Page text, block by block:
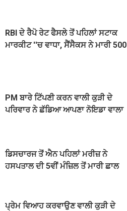
RBI ਦੇ ਰੈਪੋ ਰੇਟ ਫੈਸਲੇ ਤੋਂ ਪਹਿਲਾਂ ਸਟਾਕ
ਮਾਰਕੀਟ ''ਚ ਵਾਧਾ, ਸੈਂਸੈਕਸ ਨੇ ਮਾਰੀ 500
PM ਬਾਰੇ ਟਿੱਪਣੀ ਕਰਨ ਵਾਲੀ ਕੁੜੀ ਦੇ
ਪਰਿਵਾਰ ਨੇ ਛੱਡਿਆ ਆਪਣਾ ਨੋਇਡਾ ਵਾਲਾ
ਡਿਸਚਾਰਜ ਤੋਂ ਐਨ ਪਹਿਲਾਂ ਮਰੀਜ਼ ਨੇ
ਹਸਪਤਾਲ ਦੀ 5ਵੀਂ ਮੰਜ਼ਿਲ ਤੋਂ ਮਾਰੀ ਛਾਲ
ਪ੍ਰੇਮ ਵਿਆਹ ਕਰਵਾਉਣ ਵਾਲੀ ਕੁੜੀ ਦੇ